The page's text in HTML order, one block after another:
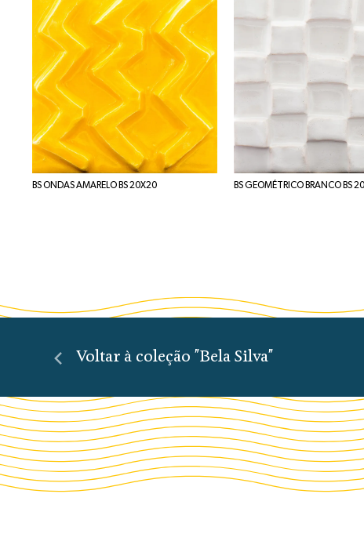
BS ONDAS AMARELO BS 20X20 BS GEOMÉTRICO BRANCO BS
Voltar à coleção "Bela Silva"